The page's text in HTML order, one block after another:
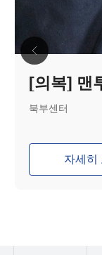
[의복] 맨
북부센터
자세히